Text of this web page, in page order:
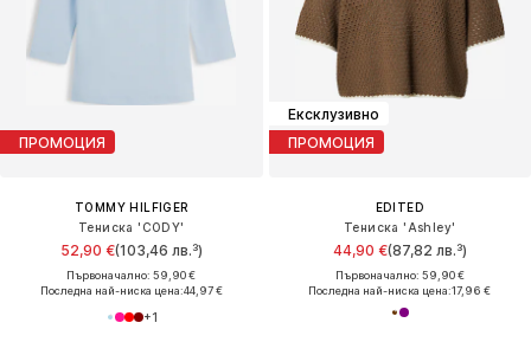
ПРОМОЦИЯ
TOMMY HILFIGER
Тениска 'CODY'
52,90 €(103,46 лв.³)
Първоначално: 59,90 €
Последна най-ниска цена:44,97 €
+1
Ексклузивно
ПРОМОЦИЯ
EDITED
Тениска 'Ashley'
44,90 €(87,82 лв.³)
Първоначално: 59,90 €
Последна най-ниска цена:17,96 €